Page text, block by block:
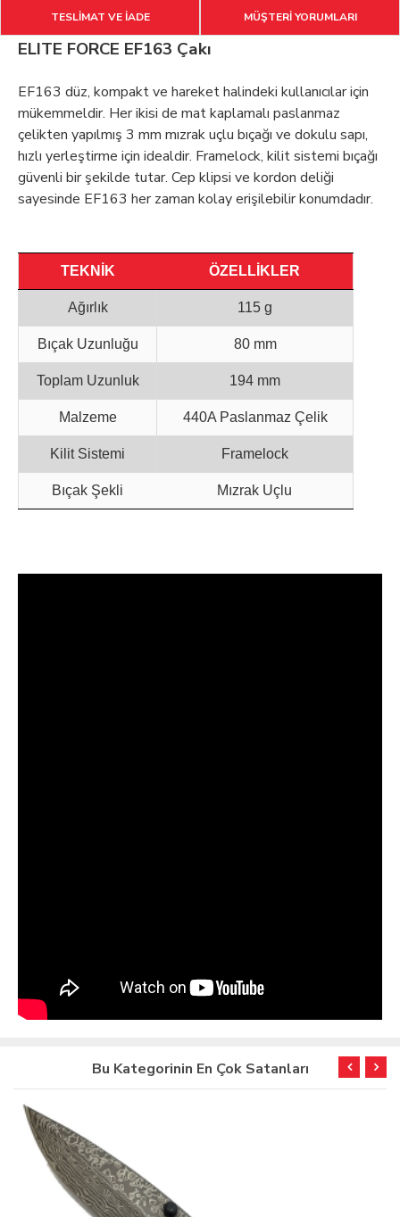
TESLİMAT VE İADE MÜŞTERİ YORUMLARI
ELITE FORCE EF163 Çakı
EF163 düz, kompakt ve hareket halindeki kullanıcılar için
mükemmeldir. Her ikisi de mat kaplamalı paslanmaz
çelikten yapılmış 3 mm mızrak uçlu bıçağı ve dokulu sapı,
hızlı yerleştirme için idealdir. Framelock, kilit sistemi bıçağı
güvenli bir şekilde tutar. Cep klipsi ve kordon deliği
sayesinde EF163 her zaman kolay erişilebilir konumdadır.
TEKNİK ÖZELLİKLER
Ağırlık 115 g
Bıçak Uzunluğu 80 mm
Toplam Uzunluk 194 mm
Malzeme 440A Paslanmaz Çelik
Kilit Sistemi Framelock
Bıçak Şekli Mızrak Uçlu
Bu Kategorinin En Çok Satanları